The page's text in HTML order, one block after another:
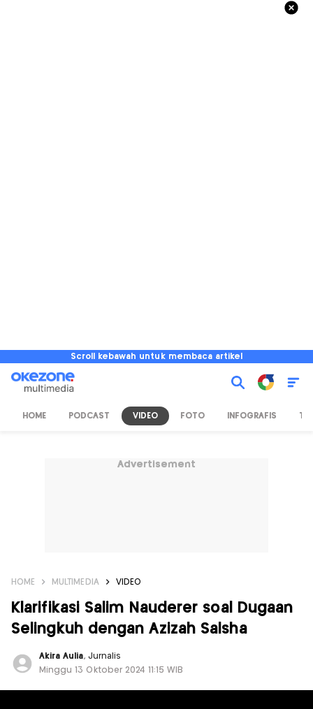
Scroll kebawah untuk membaca artikel
HOME PODCAST VIDEO FOTO INFOGRAFIS TV
Advertisement
HOME MULTIMEDIA VIDEO
Klarifikasi Salim Nauderer soal Dugaan
Selingkuh dengan Azizah Salsha
Akira Aulia, Jurnalis
Minggu 13 Oktober 2024 11:15 WIB